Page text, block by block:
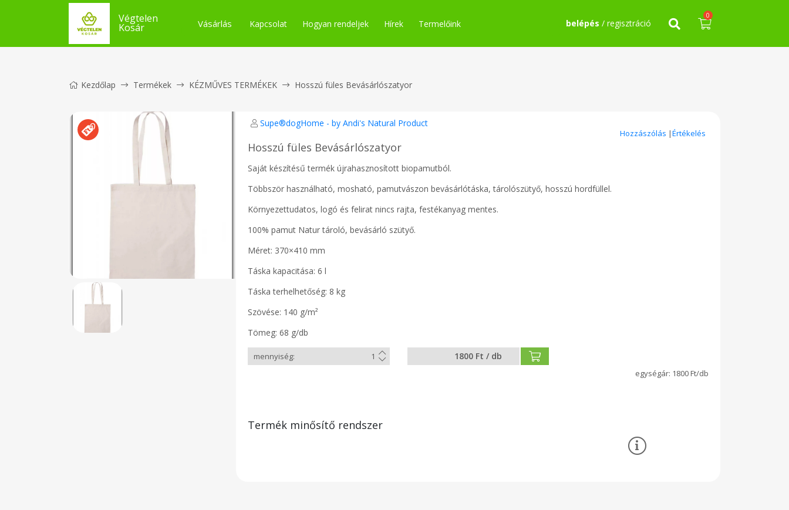
Végtelen
Kosár Vásárlás Kapcsolat Hogyan rendeljek Hírek Termelőink belépés / regisztráció
0
Kezdőlap Termékek KÉZMŰVES TERMÉKEK Hosszú füles Bevásárlószatyor
Supe®dogHome - by Andi's Natural Product
Hozzászólás |Értékelés
Hosszú füles Bevásárlószatyor
Saját készítésű termék újrahasznosított biopamutból.
Többször használható, mosható, pamutvászon bevásárlótáska, tárolószütyő, hosszú hordfüllel.
Környezettudatos, logó és felirat nincs rajta, festékanyag mentes.
100% pamut Natur tároló, bevásárló szütyő.
Méret: 370×410 mm
Táska kapacitása: 6 l
Táska terhelhetőség: 8 kg
Szövése: 140 g/m²
Tömeg: 68 g/db
1800 Ft / db
1800 Ft/db
Termék minősítő rendszer